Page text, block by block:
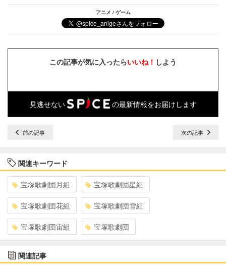
アニメ / ゲーム
この記事が気に入ったらいいね！ しよう
見逃せない の最新情報をお届けします
前の記事 次の記事
関連キーワード
宝塚歌劇団月組 宝塚歌劇団星組
宝塚歌劇団花組 宝塚歌劇団雪組
宝塚歌劇団宙組 宝塚歌劇団
関連記事